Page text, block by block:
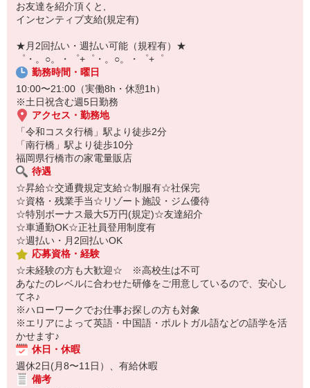
【スマホ面接実施中】
￣￣￣￣￣￣￣￣￣
自宅に居ながらスマホでカンタン面接OK！
オンライン面談なのでスピード対応。
お友達を紹介頂くと,
インセンティブ支給(規定有)
★月2回払い・週払い可能（規程有）★
゜・。○。・゜+゜・。○。・゜+゜
勤務時間・曜日
10:00〜21:00（実働8h・休憩1h）
※土日祝含む週5日勤務
アクセス・勤務地
「令和コスタ行橋」駅より徒歩2分
「南行橋」駅より徒歩10分
福岡県行橋市の家電量販店
待遇
☆昇給☆交通費規定支給☆制服有☆社保完
☆資格・残業手当☆リゾート施設・ジム優待
☆特別ボーナス最大5万円(規定)☆友達紹介
☆車通勤OK☆正社員登用制度有
☆週払い・月2回払いOK
応募資格・経験
☆未経験の方も大歓迎☆ ※高校生は不可
あなたのレベルに合わせた研修をご用意しているので、安心し
てネ♪
※ハローワークでお仕事お探しの方も対象
※エリアによって英語・中国語・ポルトガル語などの語学を活
かせます♪
休日・休暇
週休2日(月8〜11日）、有給休暇
備考